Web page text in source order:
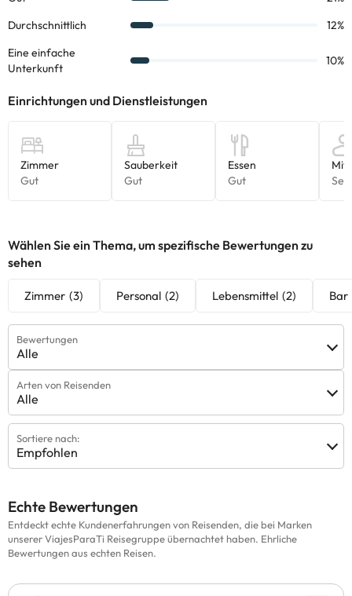
Informationen können von der Unterkunft geändert werden.
Einige der aufgeführten Leistungen können kostenpflichtig sein.
erfragen. Alle Informationen auf dieser Seite können von der
uns.
Wählen Sie ein Thema, um spezifische Bewertungen zu
sehen
Zimmer (3) Personal (2) Lebensmittel (2) Bar
Bewertungen
Alle
Arten von Reisenden
Alle
Sortiere nach:
Empfohlen
Echte Bewertungen
Entdeckt echte Kundenerfahrungen von Reisenden, die bei Marken
unserer ViajesParaTi Reisegruppe übernachtet haben. Ehrliche
Bewertungen aus echten Reisen.